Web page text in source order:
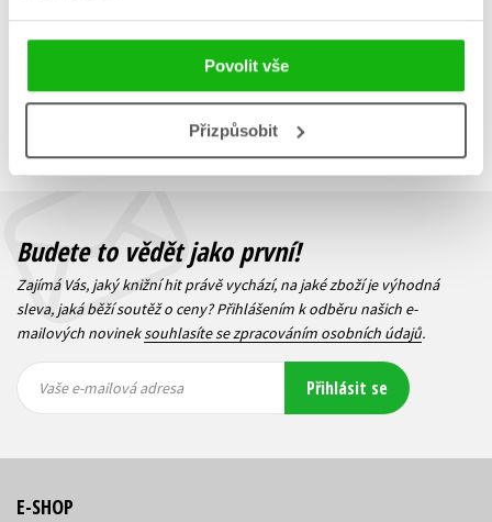
Povolit vše
Přizpůsobit
Zobraz záznamů
Zobrazuji 1 až 1 z celkem 1 záznamů
Předchozí 1 Další
Budete to vědět jako první!
Zajímá Vás, jaký knižní hit právě vychází, na jaké zboží je výhodná
sleva, jaká běží soutěž o ceny? Přihlášením k odběru našich e-
mailových novineksouhlasíte se zpracováním osobních údajů.
mailová
mailová
Vaše e-mailová adresa Přihlásit se
E-SHOP